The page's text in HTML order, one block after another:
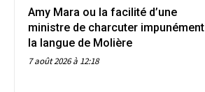
Amy Mara ou la facilité d’une
ministre de charcuter impunément
la langue de Molière
7 août 2026 à 12:18